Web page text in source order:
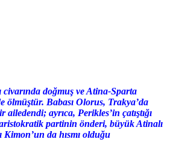
civarında doğmuş ve Atina-Sparta
ölmüştür. Babası Olorus, Trakya’da
ayrıca, Perikles’in çatıştığı
partinin önderi, büyük Atinalı
Kimon’un da hısmı olduğu